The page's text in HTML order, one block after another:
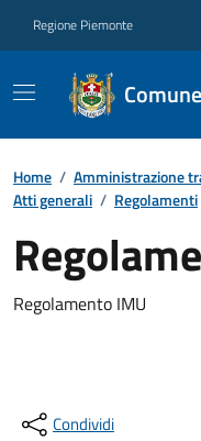
Regione Piemonte
Home / Amministrazione
Atti generali / Regolamenti
Regolamento IMU
Condividi